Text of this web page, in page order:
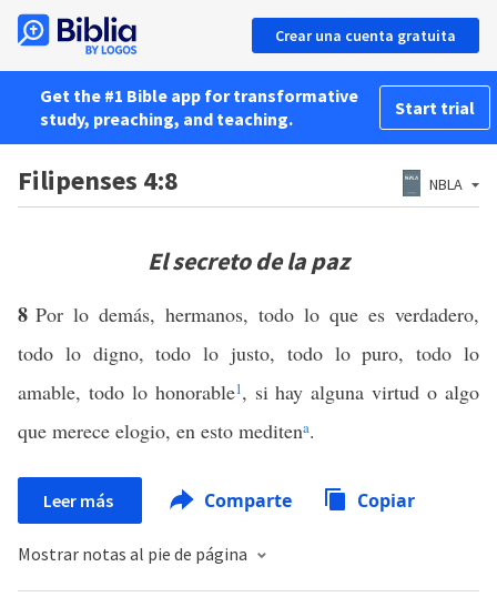
Crear una cuenta gratuita
Get the #1 Bible app for transformative
study, preaching, and teaching.
Start trial
Filipenses 4:8 NBLA
El secreto de la paz
8 Por lo demás, hermanos, todo lo que es verdadero,
todo lo digno, todo lo justo, todo lo puro, todo lo
amable, todo lo honorable1, si hay alguna virtud o algo
que merece elogio, en esto meditena.
Leer más Comparte Copiar
Mostrar notas al pie de página